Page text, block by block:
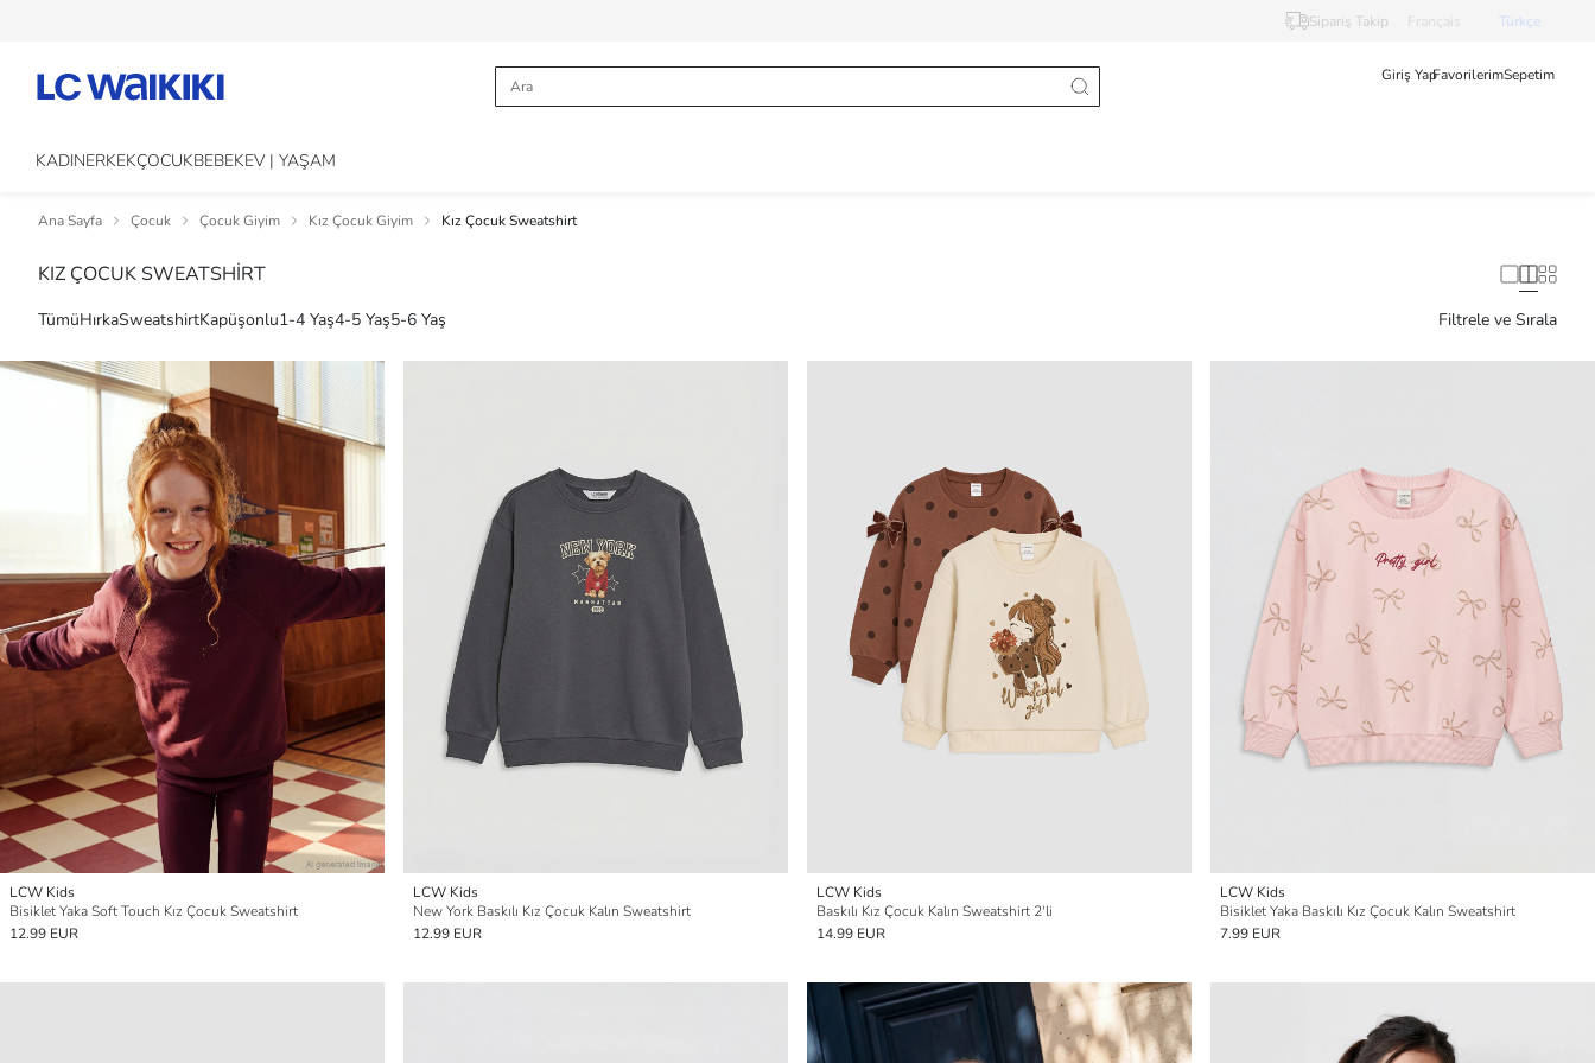
Sipariş Takip Français Türkçe
Giriş YapFavorilerimSepetim
KADINERKEKÇOCUKBEBEKEV | YAŞAM
Ana Sayfa Çocuk Çocuk Giyim Kız Çocuk Giyim Kız Çocuk Sweatshirt
KIZ ÇOCUK SWEATSHİRT
TümüHırkaSweatshirtKapüşonlu1-4 Yaş4-5 Yaş5-6 Yaş Filtrele ve Sırala
LCW Kids
Bisiklet Yaka Soft Touch Kız Çocuk Sweatshirt
12.99 EUR
LCW Kids
New York Baskılı Kız Çocuk Kalın Sweatshirt
12.99 EUR
LCW Kids
Baskılı Kız Çocuk Kalın Sweatshirt 2'li
14.99 EUR
LCW Kids
Bisiklet Yaka Baskılı Kız Çocuk Kalın Sweatshirt
7.99 EUR